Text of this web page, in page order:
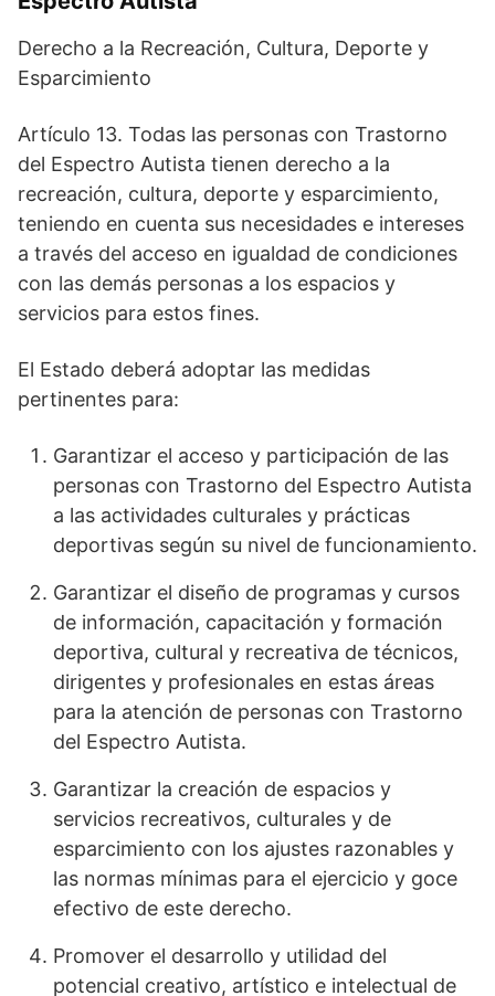
Derecho a la Recreación, Cultura, Deporte y
Esparcimiento
Artículo 13. Todas las personas con Trastorno
del Espectro Autista tienen derecho a la
recreación, cultura, deporte y esparcimiento,
teniendo en cuenta sus necesidades e intereses
a través del acceso en igualdad de condiciones
con las demás personas a los espacios y
servicios para estos fines.
El Estado deberá adoptar las medidas
pertinentes para:
Garantizar el acceso y participación de las
personas con Trastorno del Espectro Autista
a las actividades culturales y prácticas
deportivas según su nivel de funcionamiento.
Garantizar el diseño de programas y cursos
de información, capacitación y formación
deportiva, cultural y recreativa de técnicos,
dirigentes y profesionales en estas áreas
para la atención de personas con Trastorno
del Espectro Autista.
Garantizar la creación de espacios y
servicios recreativos, culturales y de
esparcimiento con los ajustes razonables y
las normas mínimas para el ejercicio y goce
efectivo de este derecho.
Promover el desarrollo y utilidad del
potencial creativo, artístico e intelectual de